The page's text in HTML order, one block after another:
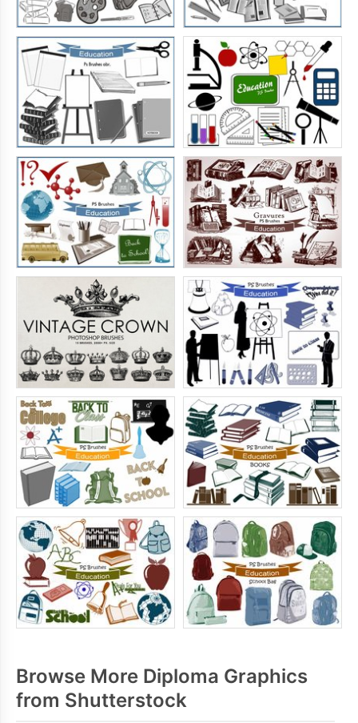
Browse More Diploma Graphics
from Shutterstock